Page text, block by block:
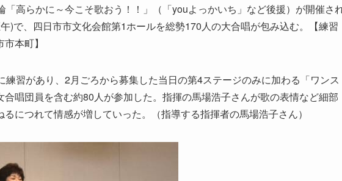
高らかに～今こそ歌おう！！」（「youよっかいち」など後援）が開催さ
)で、四日市市文化会館第1ホールを総勢170人の大合唱が包み込む。【練習
本町】
習があり、2月ごろから募集した当日の第4ステージのみに加わる「ワンス
唱団員を含む約80人が参加した。指揮の馬場浩子さんが歌の表情など細部
につれて情感が増していった。（指導する指揮者の馬場浩子さん）